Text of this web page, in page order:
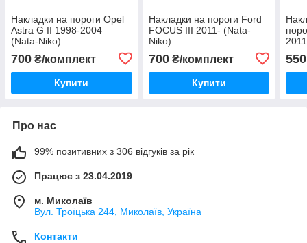
Накладки на пороги Opel
Astra G II 1998-2004
(Nata-Niko)
700 ₴/комплект
Купити
Накладки на пороги Ford
FOCUS III 2011- (Nata-
Niko)
700₴/комплект
Купити
550
Про нас
99% позитивних з 306 відгуків за рік
Працює з 23.04.2019
м. Миколаїв
Вул. Троїцька 244, Миколаїв, Україна
Контакти